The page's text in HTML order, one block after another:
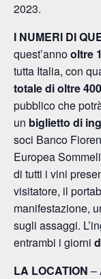
2023.
I NUMERI DI
quest’annooltre
tutta Italia, con
totale di oltre
pubblico che
un biglietto di
soci Banco
Europea
di tutti i vini
visitatore, il
manifestazione,
sugli assaggi.
entrambi i giorni
LA LOCATION –